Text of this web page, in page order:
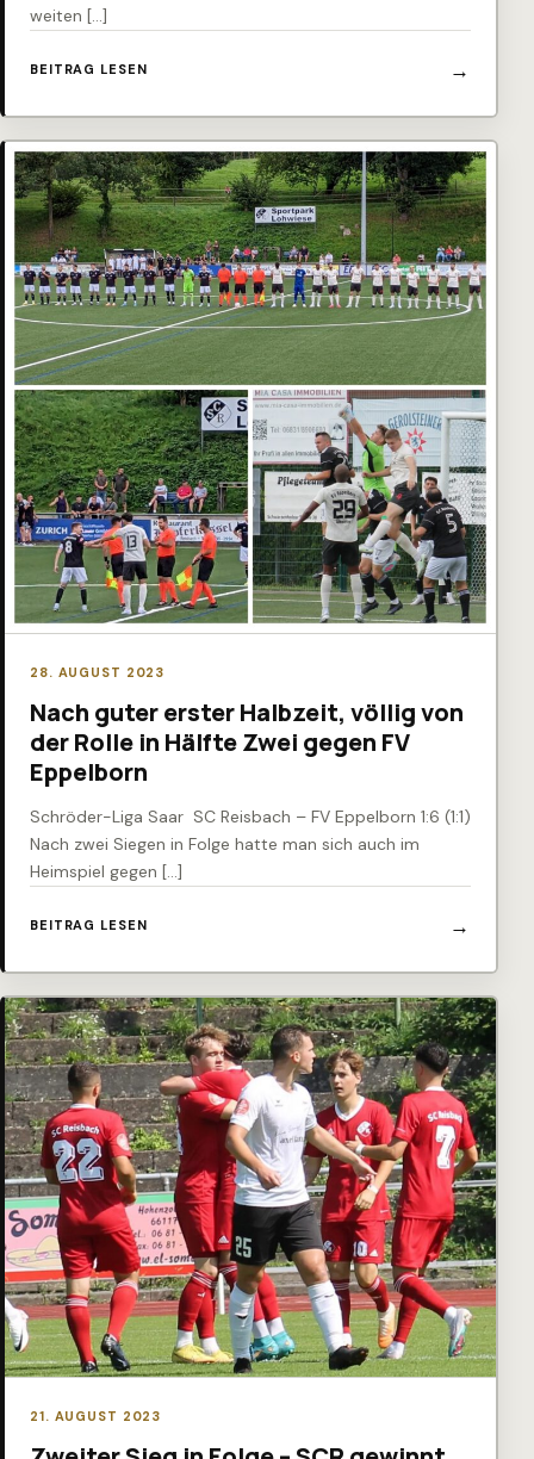
weiten […]
BEITRAG LESEN
28. AUGUST 2023
Nach guter erster Halbzeit, völlig von
der Rolle in Hälfte Zwei gegen FV
Eppelborn
Schröder-Liga Saar SC Reisbach – FV Eppelborn 1:6 (1:1)
Nach zwei Siegen in Folge hatte man sich auch im
Heimspiel gegen […]
BEITRAG LESEN
21. AUGUST 2023